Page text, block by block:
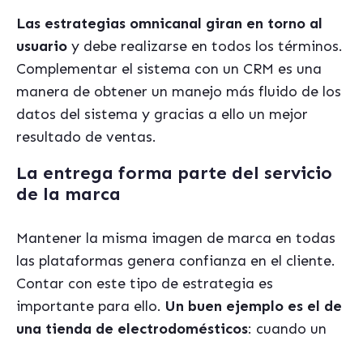
Las estrategias omnicanal giran en torno al
usuario y debe realizarse en todos los términos.
Complementar el sistema con un CRM es una
manera de obtener un manejo más fluido de los
datos del sistema y gracias a ello un mejor
resultado de ventas.
La entrega forma parte del servicio
de la marca
Mantener la misma imagen de marca en todas
las plataformas genera confianza en el cliente.
Contar con este tipo de estrategia es
importante para ello. Un buen ejemplo es el de
una tienda de electrodomésticos: cuando un